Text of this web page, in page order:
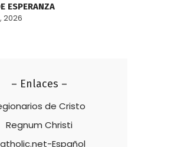
ESPERANZA
2026
– Enlaces –
de Cristo
Regnum Christi
Español